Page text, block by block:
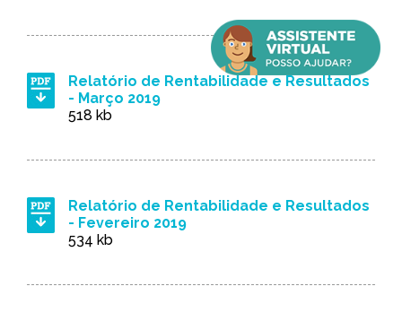
Relatório de Rentabilidade e Resultados
- Março 2019
518 kb
Relatório de Rentabilidade e Resultados
- Fevereiro 2019
534 kb